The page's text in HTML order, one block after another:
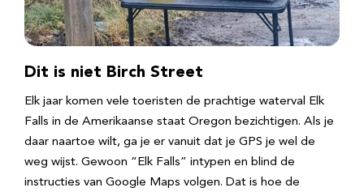
Dit is niet Birch Street
Elk jaar komen vele toeristen de prachtige waterval Elk
Falls in de Amerikaanse staat Oregon bezichtigen. Als je
daar naartoe wilt, ga je er vanuit dat je GPS je wel de
weg wijst. Gewoon “Elk Falls” intypen en blind de
instructies van Google Maps volgen. Dat is hoe de